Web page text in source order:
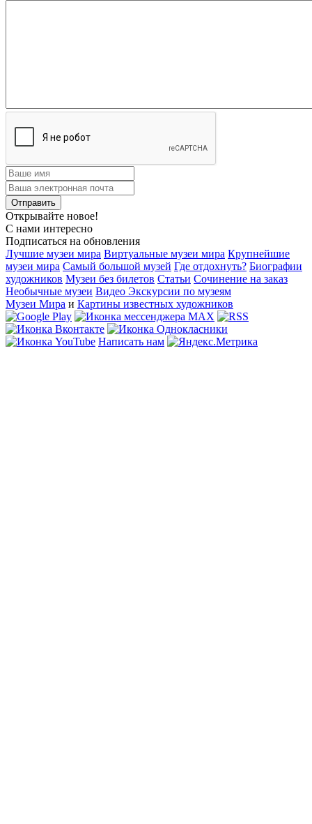
Открывайте новое!
С нами интересно
Подписаться на обновления
Лучшие музеи мира Виртуальные музеи мира Крупнейшие
музеи мира Самый большой музей Где отдохнуть? Биографии
художников Музеи без билетов Статьи Сочинение на заказ
Необычные музеи Видео Экскурсии по музеям
Музеи Мира и Картины известных художников
Написать нам